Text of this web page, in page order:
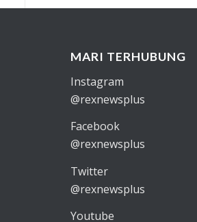
MARI TERHUBUNG
Instagram
@rexnewsplus
Facebook
@rexnewsplus
Twitter
@rexnewsplus
Youtube